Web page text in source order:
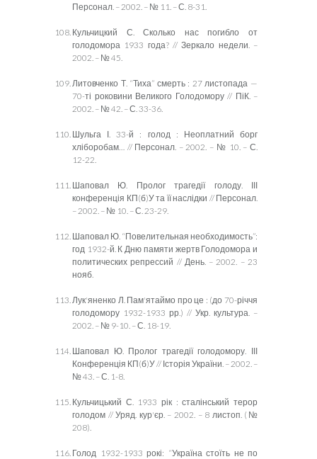
Персонал. – 2002. – № 11. – С. 8-31.
Кульчицкий С. Сколько нас погибло от
голодомора 1933 года? // Зеркало недели. –
2002. – № 45.
Литовченко Т. “Тиха” смерть : 27 листопада —
70-ті роковини Великого Голодомору // ПіК. –
2002. – № 42. – С. 33-36.
Шульга І. 33-й : голод : Неоплатний борг
хліборобам… // Персонал. – 2002. – № 10. – С.
12-22.
Шаповал Ю. Пролог трагедії голоду. ІІІ
конференція КП(б)У та її наслідки // Персонал.
– 2002. – № 10. – С. 23-29.
Шаповал Ю. “Повелительная необходимость”:
год 1932-й. К Дню памяти жертв Голодомора и
политических репрессий // День. – 2002. – 23
нояб.
Лук'яненко Л. Пам'ятаймо про це : (до 70-річчя
голодомору 1932-1933 рр.) // Укр. культура. –
2002. – № 9-10. – С. 18-19.
Шаповал Ю. Пролог трагедії голодомору. ІІІ
Конференція КП(б)У // Історія України. – 2002. –
№ 43. – С. 1-8.
Кульчицький С. 1933 рік : сталінський терор
голодом // Уряд. кур'єр. – 2002. – 8 листоп. (№
208).
Голод 1932-1933 рокі: “Україна стоїть не по